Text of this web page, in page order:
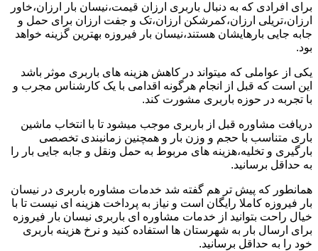
برای افرادی که به دنبال باربری ارزان قیمت،نیسان بار ارزان،خاور
ارزان،تریلی ارزان،کمرشکن ارزان،تک و جفت ارزان برای حمل و
جابه جایی بارهایشان هستند،نیسان بار فیروزه بهترین گزینه خواهد
بود.
یکی از عواملی که میتواند در کاهش هزینه های باربری موثر باشد
این است که قبل از انجام هرگونه اقدامی با یک کارشناس مجرب و
با تجربه در حوزه باربری مشورت کند.
دریافت مشاوره قبل از باربری موجب میشود تا با انتخاب ماشین
باری متناسب با حجم و وزن بار و همچنین زمانبندی تخصصی
بارگیری و تخلیه،هزینه های مربوط به حمل ونقل و جابه جایی بار را
به حداقل برسانید.
همانطور که پیش تر هم گفته شد خدمات مشاوره باربری در نیسان
بار فیروزه کاملا رایگان است و نیاز به پرداخت هزینه ای نیست تا با
خیال راحت بتوانید از خدمات مشاوره ای باربری نیسان بار فیروزه
برای ارسال بار به شهرستان ها استفاده کنید و نرخ هزینه باربری
خود را به حداقل برسانید.